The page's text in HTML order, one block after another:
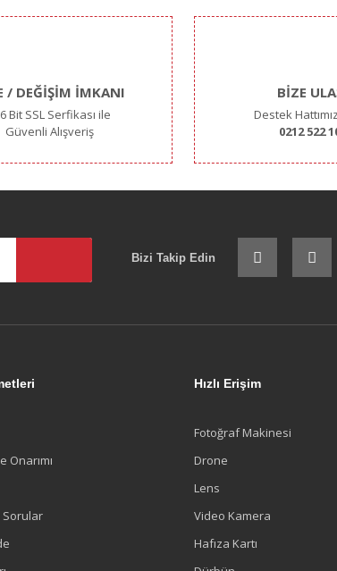
/ DEĞİŞİM İMKANI
Bit SSL Serfikası ile
Güvenli Alışveriş
BİZE
Destek
0212 522
Bizi Takip Edin
Onarımı
Sorular
Hızlı Erişim
Fotoğraf Makinesi
Drone
Lens
Video Kamera
Hafıza Kartı